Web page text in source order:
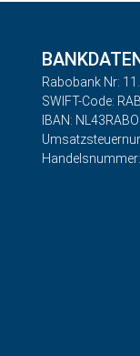
Rabobank Nr:
SWIFT-Code:
IBAN: